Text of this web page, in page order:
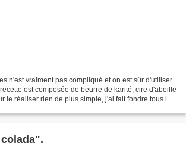
n'est vraiment pas compliqué et on est sûr d'utiliser
est composée de beurre de karité, cire d'abeille
le réaliser rien de plus simple, j'ai fait fondre tous les